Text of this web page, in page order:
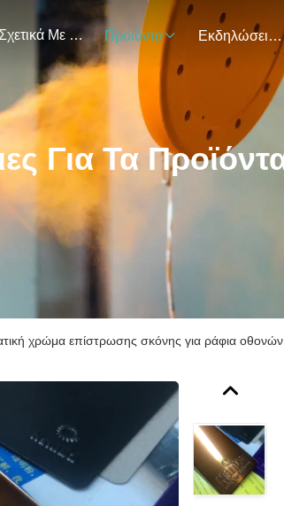
Σχετικά Με Εμάς Προϊόντα Εκδηλώσεις
Για Τα
χρώμα επίστρωσης σκόνης για ράφια οθονών